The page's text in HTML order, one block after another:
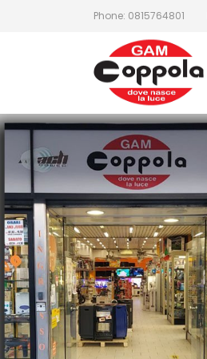
Phone: 0815764801